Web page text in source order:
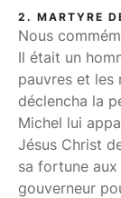
2. MARTYRE
Nous
Il était un
pauvres et les
déclencha la
Michel lui
Jésus Christ
sa fortune
gouverneur